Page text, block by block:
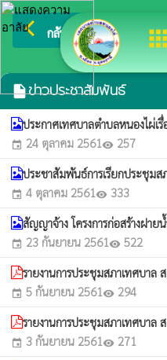
arrow_back_ios กลับเมนูหลัก
insert_drive_fileข่าวประชาสัมพันธ์
ประกาศเทศบาลตำบลหนองไผ่
event 24 ตุลาคม 2561visibility 257
ประชาสัมพันธ์การเรียกประชุม
event 4 ตุลาคม 2561visibility 333
สัญญาจ้าง โครงการก่อสร้างฝา
event 23 กันยายน 2561visibility 522
รายงานการประชุมสภาเทศบาล
event 5 กันยายน 2561visibility 294
รายงานการประชุมสภาเทศบา
event 3 กันยายน 2561visibility 271